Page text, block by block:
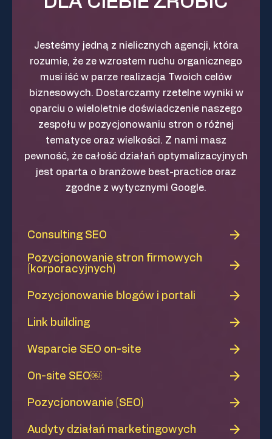
Jesteśmy jedną z nielicznych agencji, która
rozumie, że ze wzrostem ruchu organicznego
musi iść w parze realizacja Twoich celów
biznesowych. Dostarczamy rzetelne wyniki w
oparciu o wieloletnie doświadczenie naszego
zespołu w pozycjonowaniu stron o różnej
tematyce oraz wielkości. Z nami masz
pewność, że całość działań optymalizacyjnych
jest oparta o branżowe best-practice oraz
zgodne z wytycznymi Google.
Consulting SEO
Pozycjonowanie stron firmowych
(korporacyjnych)
Pozycjonowanie blogów i portali
Link building
Wsparcie SEO on-site
On-site SEO￼
Pozycjonowanie (SEO)
Audyty działań marketingowych